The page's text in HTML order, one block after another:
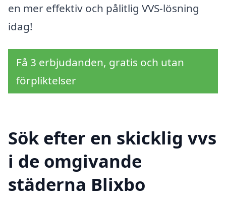
en mer effektiv och pålitlig VVS-lösning
idag!
Få 3 erbjudanden, gratis och utan
förpliktelser
Sök efter en skicklig vvs
i de omgivande
städerna Blixbo